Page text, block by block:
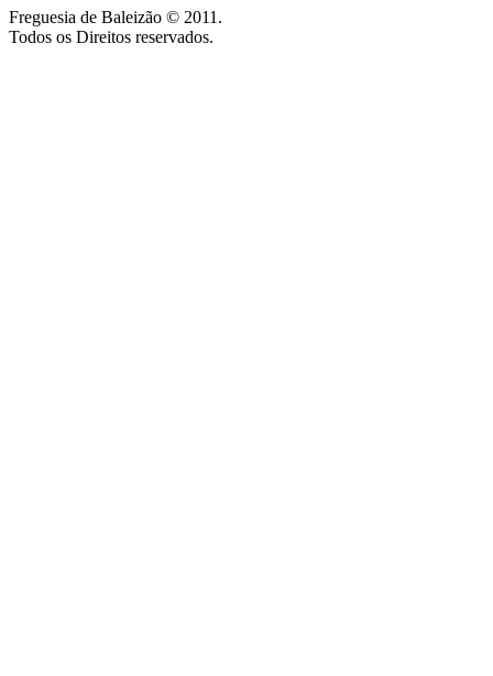
Freguesia de Baleizão © 2011.
Todos os Direitos reservados.